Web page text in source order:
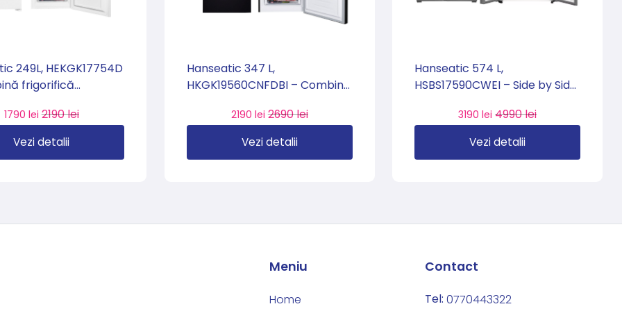
249L, HEKGK17754D
frigorifică
🇩🇪
1790 lei2190 lei
Vezi detalii
Hanseatic 347 L,
HKGK19560CNFDBI – Combină
Frost, import Germania 🇩🇪
2190 lei2690 lei
Vezi detalii
Hanseatic 574 L,
HSBS17590CWEI – Side by Side
gheață, import Germania 🇩🇪
3190 lei4990 lei
Vezi detalii
Meniu
Home
Contact
Tel: 0770443322